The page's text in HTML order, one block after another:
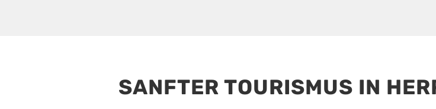
SANFTER TOURISMUS IN